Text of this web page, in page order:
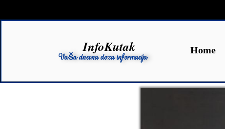
InfoKutak
Vaša dnevna doza informacija
Home